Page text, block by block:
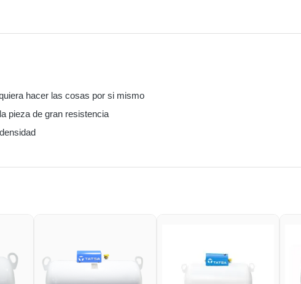
hacer las cosas por si mismo
pieza de gran resistencia